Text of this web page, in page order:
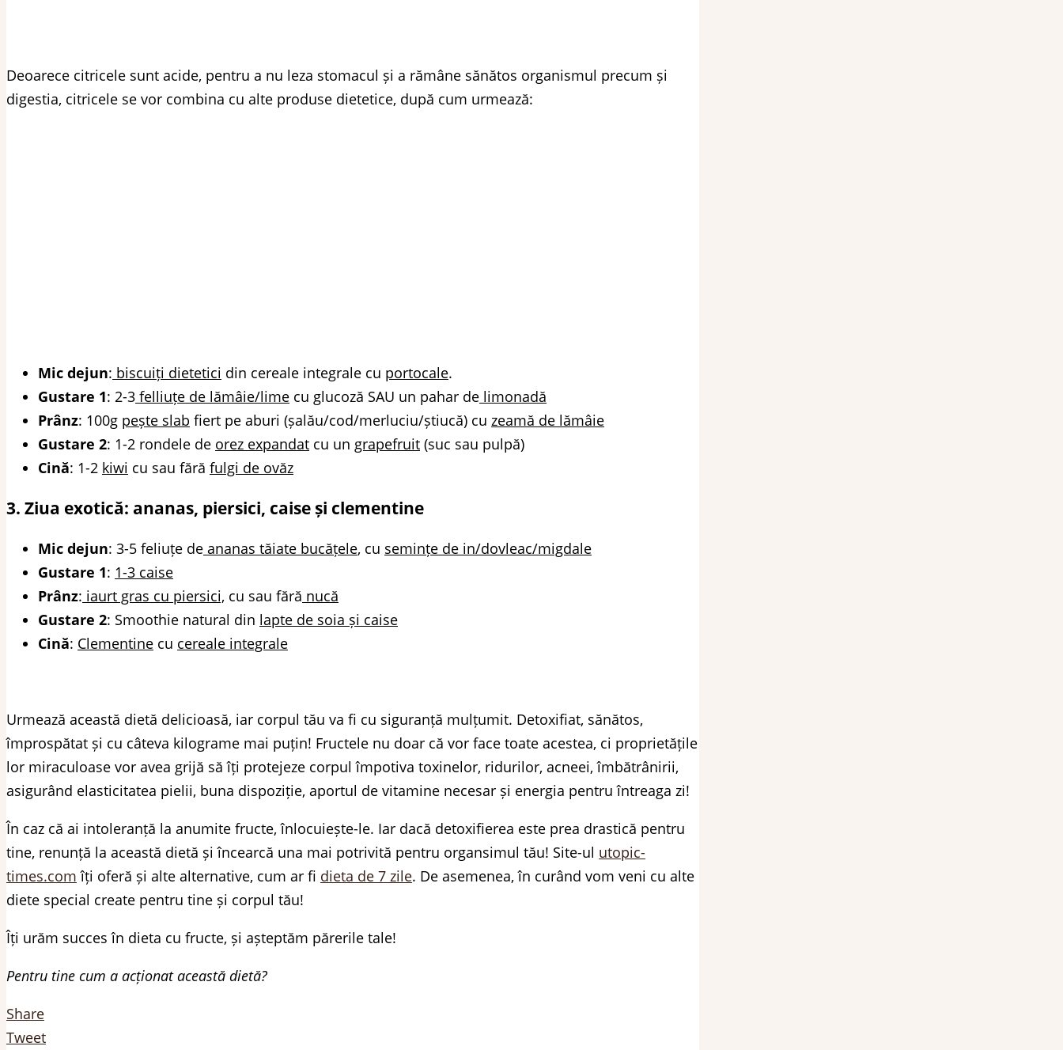
Deoarece citricele sunt acide, pentru a nu leza stomacul și a rămâne sănătos organismul precum și
digestia, citricele se vor combina cu alte produse dietetice, după cum urmează:
Mic dejun: biscuiți dietetici din cereale integrale cu portocale.
Gustare 1: 2-3 felliuțe de lămâie/lime cu glucoză SAU un pahar de limonadă
Prânz: 100g pește slab fiert pe aburi (șalău/cod/merluciu/știucă) cu zeamă de lămâie
Gustare 2: 1-2 rondele de orez expandat cu un grapefruit (suc sau pulpă)
Cină: 1-2 kiwi cu sau fără fulgi de ovăz
3. Ziua exotică: ananas, piersici, caise și clementine
Mic dejun: 3-5 feliuțe de ananas tăiate bucățele, cu semințe de in/dovleac/migdale
Gustare 1: 1-3 caise
Prânz: iaurt gras cu piersici, cu sau fără nucă
Gustare 2: Smoothie natural din lapte de soia și caise
Cină: Clementine cu cereale integrale
Urmează această dietă delicioasă, iar corpul tău va fi cu siguranță mulțumit. Detoxifiat, sănătos,
împrospătat și cu câteva kilograme mai puțin! Fructele nu doar că vor face toate acestea, ci proprietățile
lor miraculoase vor avea grijă să îți protejeze corpul împotiva toxinelor, ridurilor, acneei, îmbătrânirii,
asigurând elasticitatea pielii, buna dispoziție, aportul de vitamine necesar și energia pentru întreaga zi!
În caz că ai intoleranță la anumite fructe, înlocuiește-le. Iar dacă detoxifierea este prea drastică pentru
tine, renunță la această dietă și încearcă una mai potrivită pentru organsimul tău! Site-ul utopic-
times.com îți oferă și alte alternative, cum ar fi dieta de 7 zile. De asemenea, în curând vom veni cu alte
diete special create pentru tine și corpul tău!
Îți urăm succes în dieta cu fructe, și așteptăm părerile tale!
Pentru tine cum a acționat această dietă?
Share
Tweet